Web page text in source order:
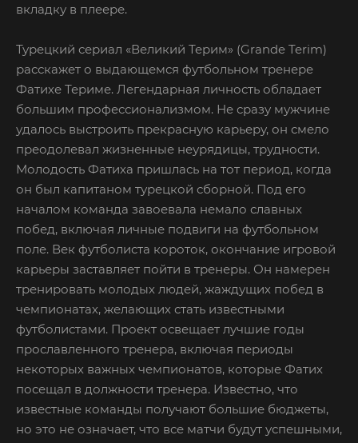
вкладку в плеере.
Турецкий сериал «Великий Терим» (Grande Terim)
расскажет о выдающемся футбольном тренере
Фатихе Териме. Легендарная личность обладает
большим профессионализмом. Не сразу мужчине
удалось выстроить прекрасную карьеру, он смело
преодолевал жизненные неурядицы, трудности.
Молодость Фатиха пришлась на тот период, когда
он был капитаном турецкой сборной. Под его
началом команда завоевала немало славных
побед, включая личные подвиги на футбольном
поле. Век футболиста короток, окончание игровой
карьеры заставляет пойти в тренеры. Он намерен
тренировать молодых людей, жаждущих побед в
чемпионатах, желающих стать известными
футболистами. Проект освещает лучшие годы
прославленного тренера, включая периоды
некоторых важных чемпионатов, которые Фатих
посещал в должности тренера. Известно, что
известные команды получают большие бюджеты,
но это не означает, что все матчи будут успешными,